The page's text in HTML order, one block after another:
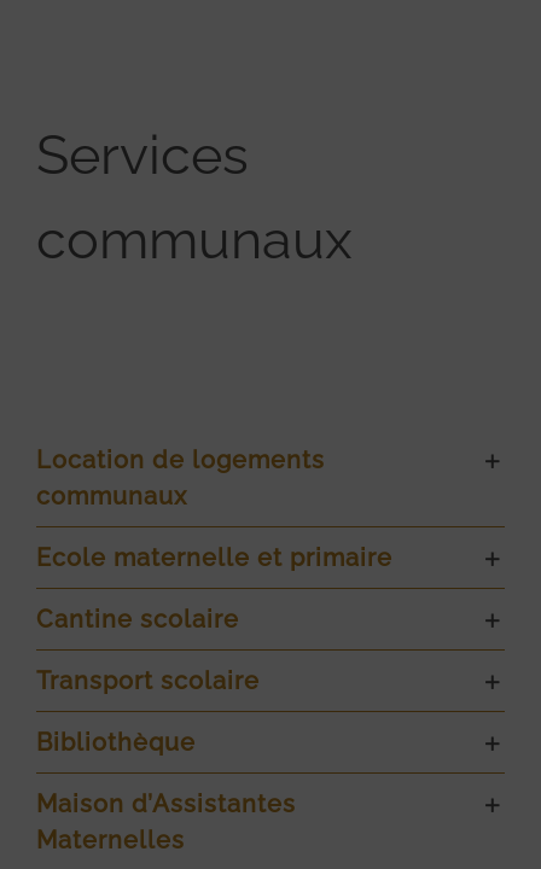
Services
communaux
Location de logements
communaux
Ecole maternelle et primaire
Cantine scolaire
Transport scolaire
Bibliothèque
Maison d’Assistantes
Maternelles